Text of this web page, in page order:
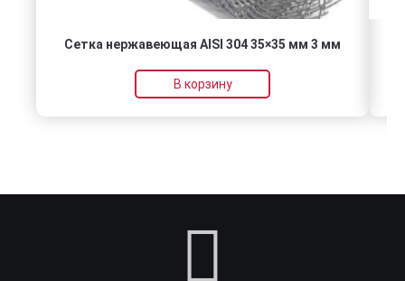
Сетка нержавеющая AISI 304 35×35 мм 3 мм
В корзину